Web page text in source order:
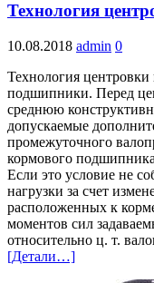
Технология
10.08.2018 admin 0
Технология центровки
подшипники. Перед
среднюю
допускаемые
промежуточного
кормового
Если это условие не
нагрузки за счет
расположенных к
моментов сил
относительно ц. т.
[Детали…]